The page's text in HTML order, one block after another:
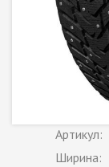
Артикул:
Ширина: